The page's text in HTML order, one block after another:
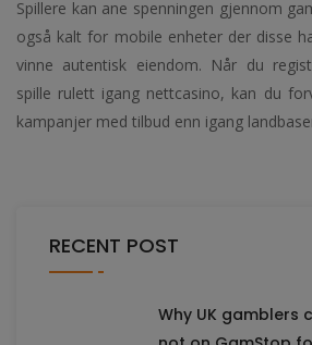
Spillere kan ane spenningen gjennom
også kalt for mobile enheter der disse
vinne autentisk eiendom. Når du
spille rulett igang nettcasino, kan du
kampanjer med tilbud enn igang
RECENT POST
Why UK gamblers